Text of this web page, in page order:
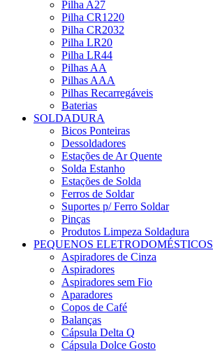
Pilha A27
Pilha CR1220
Pilha CR2032
Pilha LR20
Pilha LR44
Pilhas AA
Pilhas AAA
Pilhas Recarregáveis
Baterias
SOLDADURA
Bicos Ponteiras
Dessoldadores
Estações de Ar Quente
Solda Estanho
Estações de Solda
Ferros de Soldar
Suportes p/ Ferro Soldar
Pinças
Produtos Limpeza Soldadura
PEQUENOS ELETRODOMÉSTICOS
Aspiradores de Cinza
Aspiradores
Aspiradores sem Fio
Aparadores
Copos de Café
Balanças
Cápsula Delta Q
Cápsula Dolce Gosto